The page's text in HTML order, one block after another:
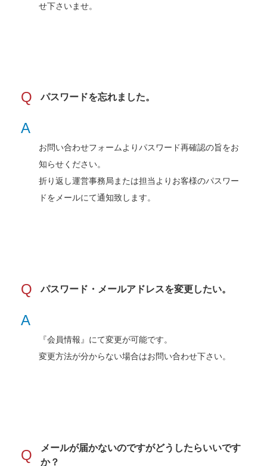
せ下さいませ。
Q パスワードを忘れました。
A
お問い合わせフォームよりパスワード再確認の旨をお
知らせください。
折り返し運営事務局または担当よりお客様のパスワー
ドをメールにて通知致します。
Q パスワード・メールアドレスを変更したい。
A
『会員情報』にて変更が可能です。
変更方法が分からない場合はお問い合わせ下さい。
Q
メールが届かないのですがどうしたらいいです
か？